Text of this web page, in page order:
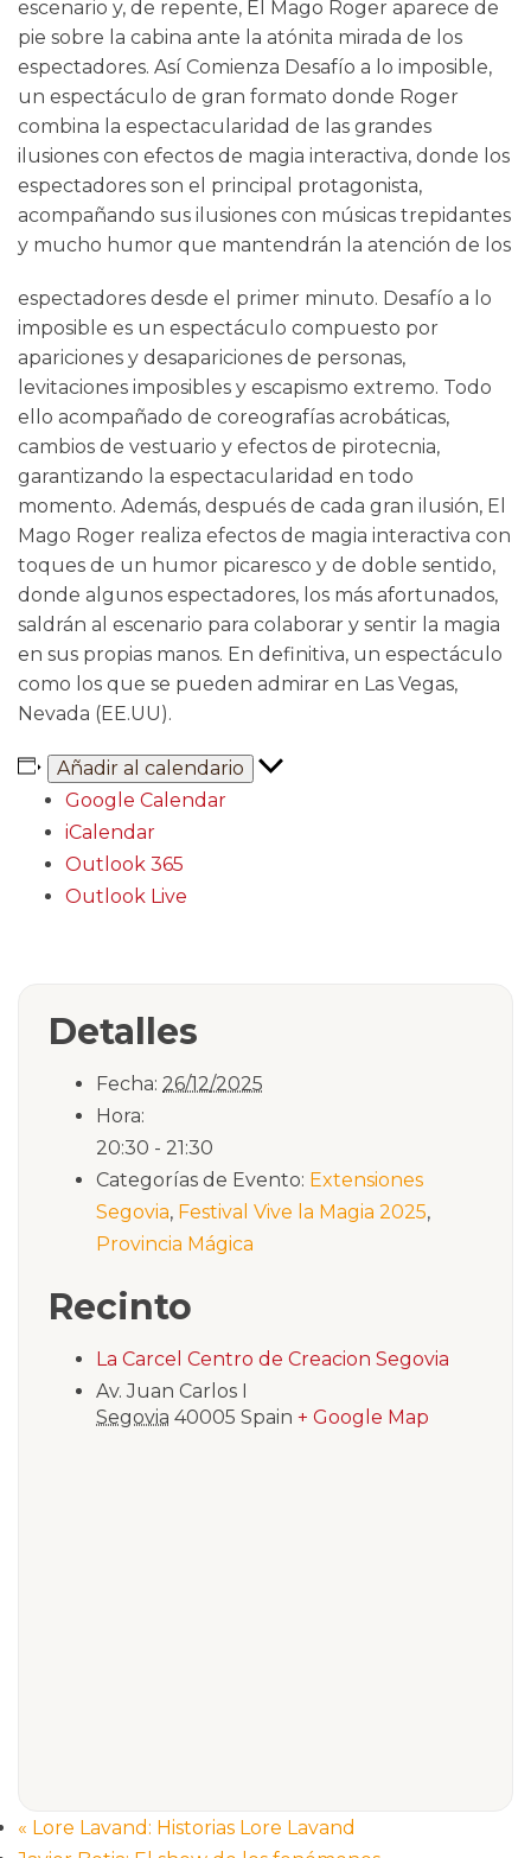
escenario y, de repente, El Mago Roger aparece de
pie sobre la cabina ante la atónita mirada de los
espectadores. Así Comienza Desafío a lo imposible,
un espectáculo de gran formato donde Roger
combina la espectacularidad de las grandes
ilusiones con efectos de magia interactiva, donde los
espectadores son el principal protagonista,
acompañando sus ilusiones con músicas trepidantes
y mucho humor que mantendrán la atención de los
espectadores desde el primer minuto. Desafío a lo
imposible es un espectáculo compuesto por
apariciones y desapariciones de personas,
levitaciones imposibles y escapismo extremo. Todo
ello acompañado de coreografías acrobáticas,
cambios de vestuario y efectos de pirotecnia,
garantizando la espectacularidad en todo
momento. Además, después de cada gran ilusión, El
Mago Roger realiza efectos de magia interactiva con
toques de un humor picaresco y de doble sentido,
donde algunos espectadores, los más afortunados,
saldrán al escenario para colaborar y sentir la magia
en sus propias manos. En definitiva, un espectáculo
como los que se pueden admirar en Las Vegas,
Nevada (EE.UU).
Añadir al calendario
Google Calendar
iCalendar
Outlook 365
Outlook Live
Detalles
Fecha: 26/12/2025
Hora:
20:30 - 21:30
Categorías de Evento: Extensiones
Segovia, Festival Vive la Magia 2025,
Provincia Mágica
Recinto
La Carcel Centro de Creacion Segovia
Av. Juan Carlos I
Segovia 40005 Spain + Google Map
« Lore Lavand: Historias Lore Lavand